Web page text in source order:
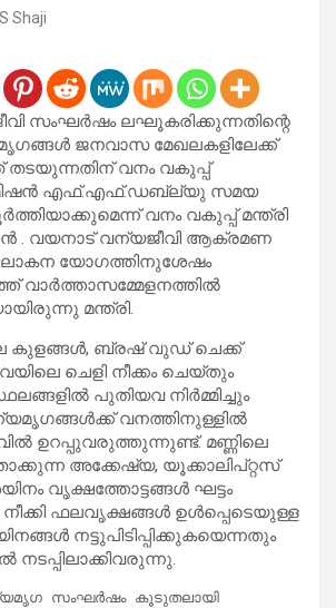
Shaji
സംഘർഷം ലഘൂകരിക്കുന്നതിന്റെ
ജനവാസ മേഖലകളിലേക്ക്
തടയുന്നതിന് വനം വകുപ്പ്
മിഷൻ എഫ്.എഫ്.ഡബ്ല്യു സമയ
വനം വകുപ്പ് മന്ത്രി
. വയനാട് വന്യജീവി ആക്രമണ
യോഗത്തിനുശേഷം
വാർത്താസമ്മേളനത്തിൽ
മന്ത്രി.
കുളങ്ങൾ, ബ്രഷ് വുഡ് ചെക്ക്
ചെളി നീക്കം ചെയ്തും
പുതിയവ നിർമ്മിച്ചും
വനത്തിനുള്ളിൽ
ഉറപ്പുവരുത്തുന്നുണ്ട്. മണ്ണിലെ
അക്കേഷ്യ, യൂക്കാലിപ്റ്റസ്
വൃക്ഷത്തോട്ടങ്ങൾ ഘട്ടം
നീക്കി ഫലവൃക്ഷങ്ങൾ ഉൾപ്പെടെയുള്ള
നട്ടുപിടിപ്പിക്കുകയെന്നതും